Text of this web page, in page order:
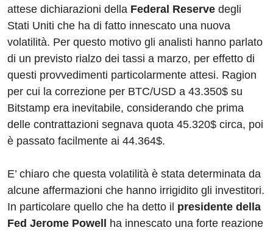
attese dichiarazioni della Federal Reserve degli
Stati Uniti che ha di fatto innescato una nuova
volatilità. Per questo motivo gli analisti hanno parlato
di un previsto rialzo dei tassi a marzo, per effetto di
questi provvedimenti particolarmente attesi. Ragion
per cui la correzione per BTC/USD a 43.350$ su
Bitstamp era inevitabile, considerando che prima
delle contrattazioni segnava quota 45.320$ circa, poi
è passato facilmente ai 44.364$.
E’ chiaro che questa volatilità è stata determinata da
alcune affermazioni che hanno irrigidito gli investitori.
In particolare quello che ha detto il presidente della
Fed Jerome Powell
ha innescato una forte reazione